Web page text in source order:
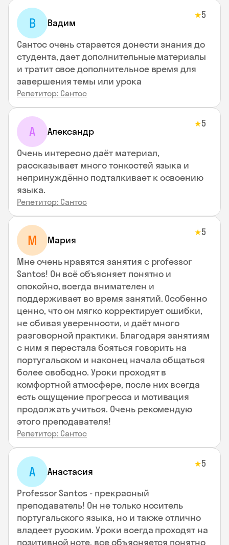
В Вадим
★5
Сантос очень старается донести знания до
студента, дает дополнительные материалы
и тратит свое дополнительное время для
завершения темы или урока
Репетитор: Сантос
А Александр
★5
Очень интересно даёт материал,
рассказывает много тонкостей языка и
непринуждённо подталкивает к освоению
языка.
Репетитор: Сантос
М Мария
★5
Мне очень нравятся занятия с professor
Santos! Он всё объясняет понятно и
спокойно, всегда внимателен и
поддерживает во время занятий. Особенно
ценно, что он мягко корректирует ошибки,
не сбивая уверенности, и даёт много
разговорной практики. Благодаря занятиям
с ним я перестала бояться говорить на
португальском и наконец начала общаться
более свободно. Уроки проходят в
комфортной атмосфере, после них всегда
есть ощущение прогресса и мотивация
продолжать учиться. Очень рекомендую
этого преподавателя!
Репетитор: Сантос
А Анастасия
★5
Professor Santos - прекрасный
преподаватель! Он не только носитель
португальского языка, но и также отлично
владеет русским. Уроки всегда проходят на
позитивной ноте, все объясняется понятно